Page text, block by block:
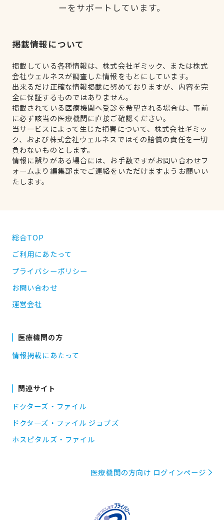
ーをサポートしています。
掲載情報について
掲載している各種情報は、株式会社ギミック、または株式
会社ウェルネスが調査した情報をもとにしています。
出来るだけ正確な情報掲載に努めておりますが、内容を完
全に保証するものではありません。
掲載されている医療機関へ受診を希望される場合は、事前
に必ず該当の医療機関に直接ご確認ください。
当サービスによって生じた損害について、株式会社ギミッ
ク、および株式会社ウェルネスではその賠償の責任を一切
負わないものとします。
情報に誤りがある場合には、お手数ですがお問い合わせフ
ォームより編集部までご連絡をいただけますようお願いい
たします。
総合TOP
ご利用にあたって
プライバシーポリシー
お問い合わせ
運営会社
医療機関の方
情報掲載にあたって
関連サイト
ドクターズ・ファイル
ドクターズ・ファイル ジョブズ
ホスピタルズ・ファイル
医療機関の方向け ログインページ